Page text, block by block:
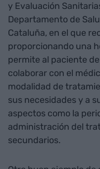
y Evaluación
Departamento de
Cataluña, en el que
proporcionando una
permite al paciente
colaborar con el
modalidad de
sus necesidades y a
aspectos como la
administración del
secundarios.